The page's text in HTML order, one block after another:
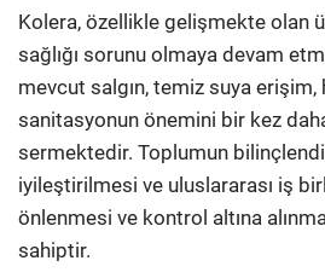
Kolera, özellikle gelişmekte olan
sağlığı sorunu olmaya devam
mevcut salgın, temiz suya erişim,
sanitasyonun önemini bir kez
sermektedir. Toplumun
iyileştirilmesi ve uluslararası iş
önlenmesi ve kontrol altına
sahiptir.